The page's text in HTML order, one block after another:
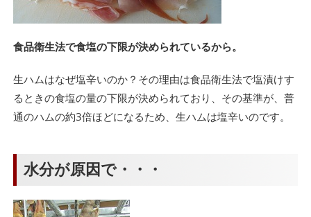
食品衛生法で食塩の下限が決められているから。
生ハムはなぜ塩辛いのか？その理由は食品衛生法で塩漬けす
るときの食塩の量の下限が決められており、その基準が、普
通のハムの約3倍ほどになるため、生ハムは塩辛いのです。
水分が原因で・・・